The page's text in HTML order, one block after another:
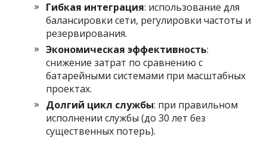
Гибкая интеграция: использование для
балансировки сети, регулировки частоты и
резервирования.
Экономическая эффективность:
снижение затрат по сравнению с
батарейными системами при масштабных
проектах.
Долгий цикл службы: при правильном
исполнении службы (до 30 лет без
существенных потерь).